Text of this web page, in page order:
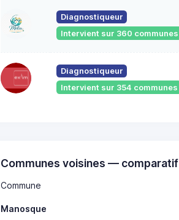
Diagnostiqueur
Intervient sur 360 communes
Diagnostiqueur
Intervient sur 354 communes
Communes voisines — comparatif
Commune
Manosque